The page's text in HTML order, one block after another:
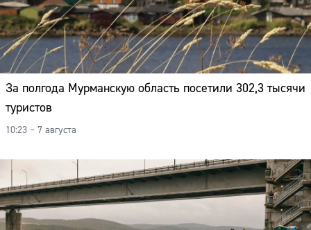
За полгода Мурманскую область посетили 302,3 тысячи
туристов
10:23 – 7 августа